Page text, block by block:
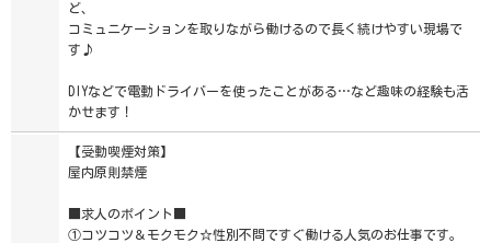
ど、
コミュニケーションを取りながら働けるので長く続けやすい現場で
す♪
DIYなどで電動ドライバーを使ったことがある…など趣味の経験も活
かせます！
【受動喫煙対策】
屋内原則禁煙
■求人のポイント■
①コツコツ＆モクモク☆性別不問ですぐ働ける人気のお仕事です。